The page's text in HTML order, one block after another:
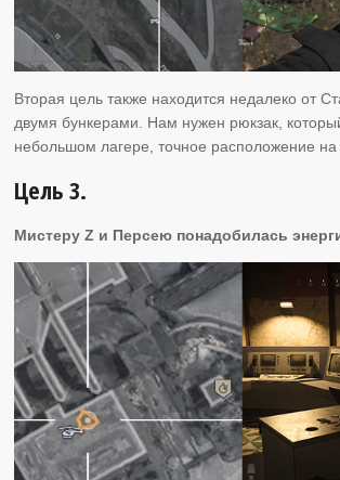
Вторая цель также находится недалеко от
двумя бункерами. Нам нужен рюкзак,
небольшом лагере, точное расположение на
Цель 3.
Мистеру Z и Персею понадобилась